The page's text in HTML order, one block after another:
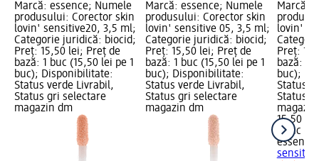
Marcă: essence; Numele
produsului: Corector skin
lovin' sensitive20, 3,5 ml;
Categorie juridică: biocid;
Preț: 15,50 lei; Preț de
bază: 1 buc (15,50 lei pe 1
buc); Disponibilitate:
Status verde Livrabil,
Status gri selectare
magazin dm
Marcă: essence; Numele
produsului: Corector skin
lovin' sensitive 05, 3,5 ml;
Categorie juridică: biocid;
Preț: 15,50 lei; Preț de
bază: 1 buc (15,50 lei pe 1
buc); Disponibilitate:
Status verde Livrabil,
Status gri selectare
magazin dm
Marcă:
lovin'
Preț:
bază: 1
buc);
Status
Status
15,50 lei
1 buc
essence